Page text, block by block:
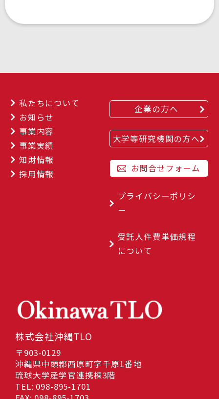
私たちについて
お知らせ
事業内容
事業実績
知財情報
採用情報
企業の方へ
大学等研究機関の方へ
お問合せフォーム
プライバシーポリシ
ー
受託人件費単価規程
について
株式会社沖縄TLO
〒903-0129
沖縄県中頭郡西原町字千原1番地
琉球大学産学官連携棟3階
TEL: 098-895-1701